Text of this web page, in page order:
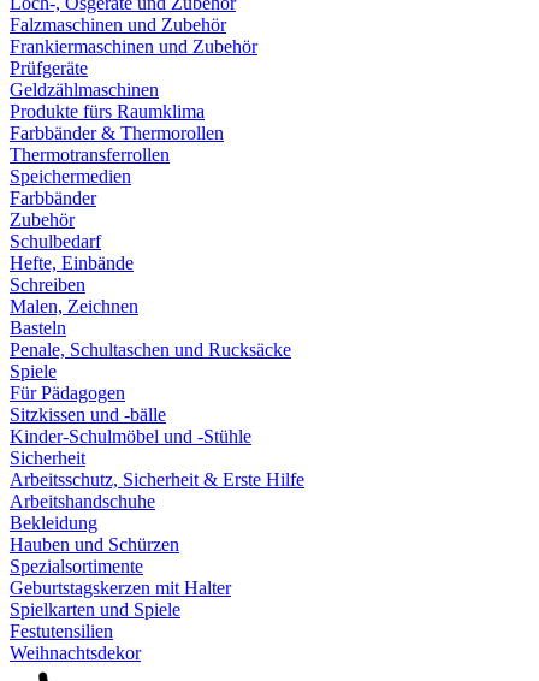
Falzmaschinen und Zubehör
Frankiermaschinen und Zubehör
Prüfgeräte
Geldzählmaschinen
Produkte fürs Raumklima
Farbbänder & Thermorollen
Thermotransferrollen
Speichermedien
Farbbänder
Zubehör
Schulbedarf
Hefte, Einbände
Schreiben
Malen, Zeichnen
Basteln
Penale, Schultaschen und Rucksäcke
Spiele
Für Pädagogen
Sitzkissen und -bälle
Kinder-Schulmöbel und -Stühle
Sicherheit
Arbeitsschutz, Sicherheit & Erste Hilfe
Arbeitshandschuhe
Bekleidung
Hauben und Schürzen
Spezialsortimente
Geburtstagskerzen mit Halter
Spielkarten und Spiele
Festutensilien
Weihnachtsdekor